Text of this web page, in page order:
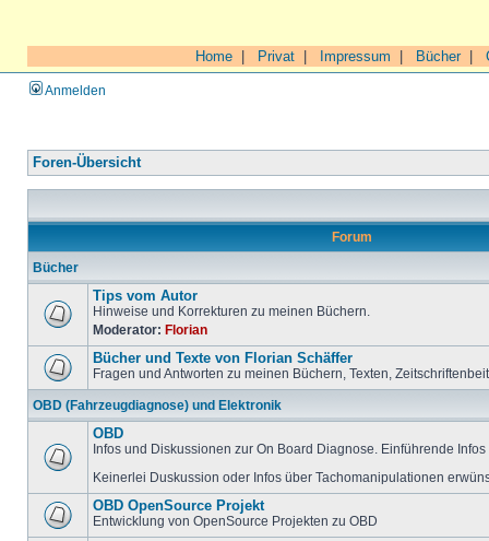
Home Privat Impressum Bücher|
Anmelden
Foren-Übersicht
Forum
Bücher
Tips vom Autor
Hinweise und Korrekturen zu meinen Büchern.
Moderator: Florian
Bücher und Texte von Florian Schäffer
Fragen und Antworten zu meinen Büchern, Texten,
OBD (Fahrzeugdiagnose) und Elektronik
OBD
Infos und Diskussionen zur On Board Diagnose. Einführende
Keinerlei Duskussion oder Infos über Tachomanipulationen
OBD OpenSource Projekt
Entwicklung von OpenSource Projekten zu OBD